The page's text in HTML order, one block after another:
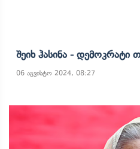
Შეიხ Ჰასინა -
06 აგვისტო 2024, 08:27